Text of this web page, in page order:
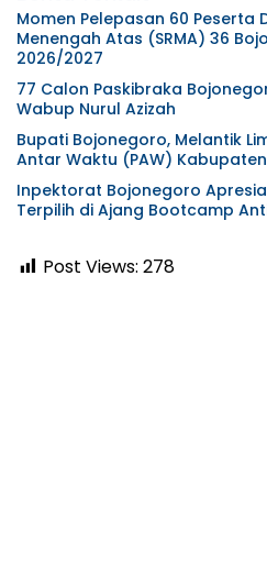
Momen Pelepasan 60 Peserta
Menengah Atas (SRMA) 36
2026/2027
77 Calon Paskibraka
Wabup Nurul Azizah
Bupati Bojonegoro, Melantik
Antar Waktu (PAW)
Inpektorat Bojonegoro
Terpilih di Ajang Bootcamp
Post Views: 278